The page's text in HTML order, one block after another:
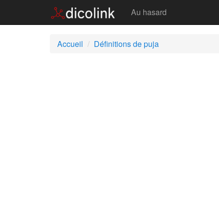
Au hasard
Accueil Définitions de puja
Puja